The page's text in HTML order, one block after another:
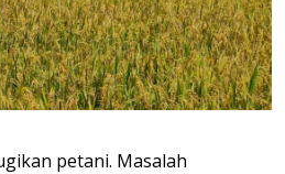
petani. Masalah